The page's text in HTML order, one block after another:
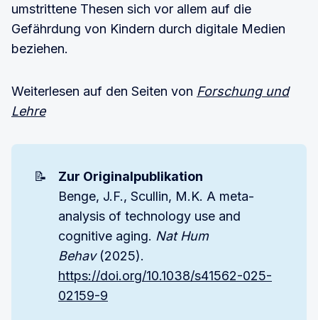
umstrittene Thesen sich vor allem auf die
Gefährdung von Kindern durch digitale Medien
beziehen.
Weiterlesen auf den Seiten von Forschung und
Lehre
📝
Zur Originalpublikation
Benge, J.F., Scullin, M.K. A meta-
analysis of technology use and
cognitive aging. Nat Hum
Behav(2025).
https://doi.org/10.1038/s41562-025-
02159-9